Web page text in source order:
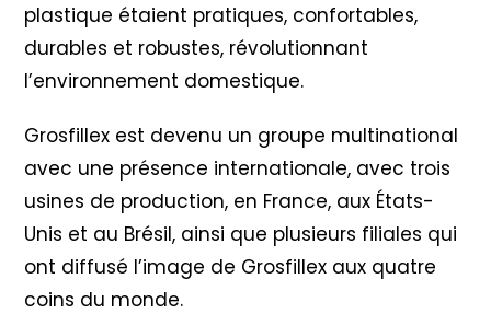
plastique étaient pratiques, confortables,
durables et robustes, révolutionnant
l’environnement domestique.
Grosfillex est devenu un groupe multinational
avec une présence internationale, avec trois
usines de production, en France, aux États-
Unis et au Brésil, ainsi que plusieurs filiales qui
ont diffusé l’image de Grosfillex aux quatre
coins du monde.